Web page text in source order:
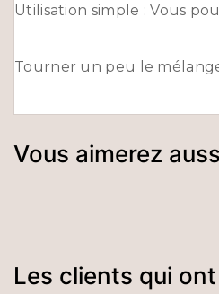
Utilisation simple : Vous
Tourner un peu le
Vous aimerez
Les clients qui